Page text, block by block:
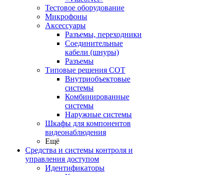
Тестовое оборудование
Микрофоны
Аксессуары
Разъемы, переходники
Соединительные
кабели (шнуры)
Разъемы
Типовые решения СОТ
Внутриобъектовые
системы
Комбинированные
системы
Наружные системы
Шкафы для компонентов
видеонаблюдения
Ещё
Средства и системы контроля и
управления доступом
Идентификаторы